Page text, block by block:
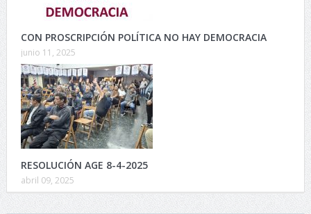
CON PROSCRIPCIÓN POLÍTICA NO HAY DEMOCRACIA
junio 11, 2025
RESOLUCIÓN AGE 8-4-2025
abril 09, 2025